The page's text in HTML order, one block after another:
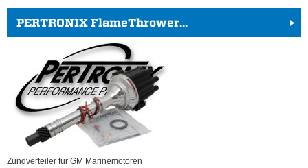
PERTRONIX FlameThrower...
Zündverteiler für GM Marinemotoren